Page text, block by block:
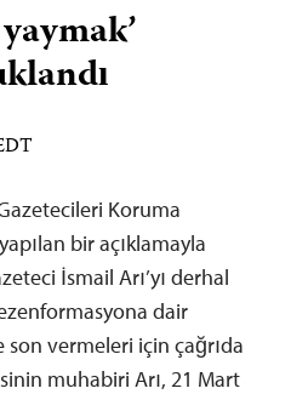
Koruma
bir açıklamayla
İsmail Arı’yı derhal
dair
vermeleri için çağrıda
muhabiri Arı, 21 Mart